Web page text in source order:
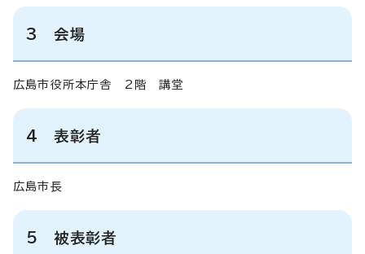
3 会場
広島市役所本庁舎 2階 講堂
4 表彰者
広島市長
5 被表彰者